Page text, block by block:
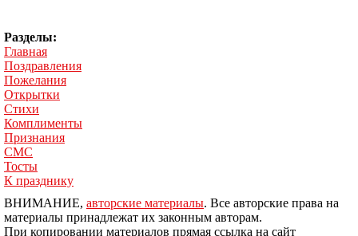
Разделы:
Главная
Поздравления
Пожелания
Открытки
Стихи
Комплименты
Признания
СМС
Тосты
К празднику
ВНИМАНИЕ, авторские материалы. Все авторские права на
материалы принадлежат их законным авторам.
При копировании материалов прямая ссылка на сайт